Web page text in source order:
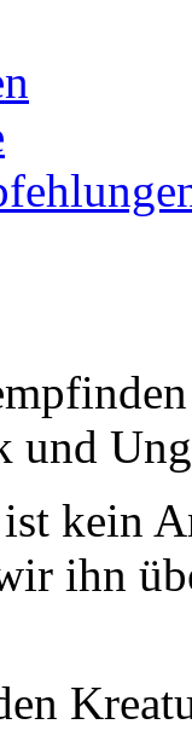
und
kein
ihn